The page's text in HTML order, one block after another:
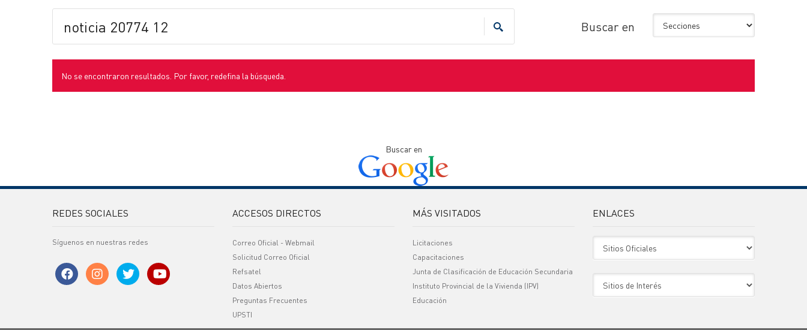
Buscar en
No se encontraron resultados. Por favor, redefina la búsqueda.
Buscar en
REDES SOCIALES
Síguenos en nuestras redes
ACCESOS DIRECTOS
Correo Oficial - Webmail
Solicitud Correo Oficial
Refsatel
Datos Abiertos
Preguntas Frecuentes
UPSTI
MÁS VISITADOS
Licitaciones
Capacitaciones
Junta de Clasificación de Educación Secundaria
Instituto Provincial de la Vivienda (IPV)
Educación
ENLACES